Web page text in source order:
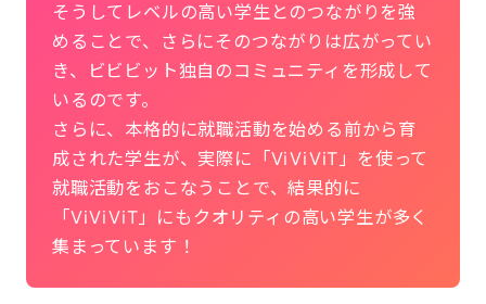
そうしてレベルの高い学生とのつながりを強
めることで、さらにそのつながりは広がってい
き、ビビビット独自のコミュニティを形成して
いるのです。
さらに、本格的に就職活動を始める前から育
成された学生が、実際に「ViViViT」を使って
就職活動をおこなうことで、結果的に
「ViViViT」にもクオリティの高い学生が多く
集まっています！